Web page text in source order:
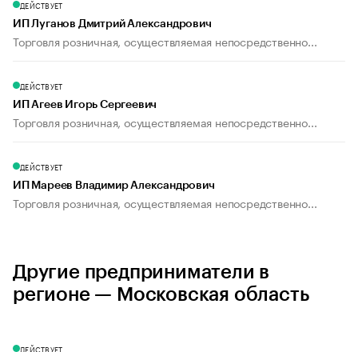
ДЕЙСТВУЕТ
ИП Луганов Дмитрий Александрович
Торговля розничная, осуществляемая непосредственно...
ДЕЙСТВУЕТ
ИП Агеев Игорь Сергеевич
Торговля розничная, осуществляемая непосредственно...
ДЕЙСТВУЕТ
ИП Мареев Владимир Александрович
Торговля розничная, осуществляемая непосредственно...
Другие предприниматели в
регионе — Московская область
ДЕЙСТВУЕТ